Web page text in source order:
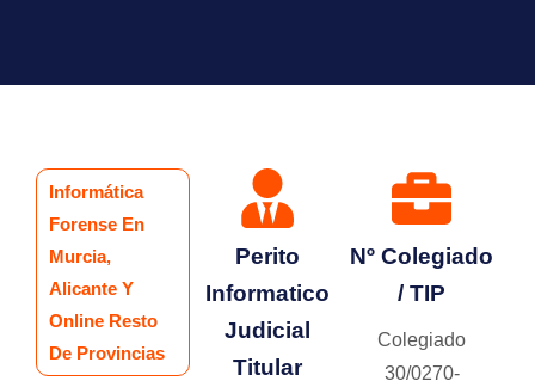
Informática
Forense En
Murcia,
Alicante Y
Online Resto
De Provincias
Perito
Informatico
Judicial
Titular
Nº Colegiado
/ TIP
Colegiado
30/0270-